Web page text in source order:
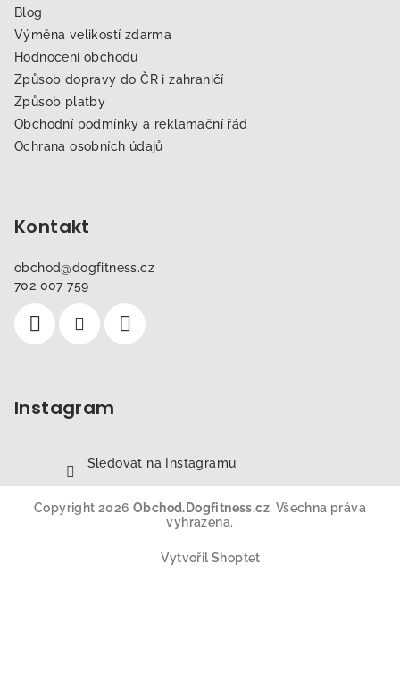
Blog
Výměna velikostí zdarma
Hodnocení obchodu
Způsob dopravy do ČR i zahraničí
Způsob platby
Obchodní podmínky a reklamační řád
Ochrana osobních údajů
Kontakt
obchod@dogfitness.cz
702 007 759
Instagram
Sledovat na Instagramu
Copyright 2026 Obchod.Dogfitness.cz. Všechna práva
vyhrazena.
Vytvořil Shoptet